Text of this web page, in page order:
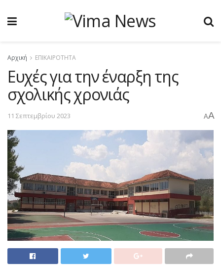
Αρχική ΕΠΙΚΑΙΡΟΤΗΤΑ
Ευχές για την έναρξη της
σχολικής χρονιάς
11 Σεπτεμβρίου 2023 AA